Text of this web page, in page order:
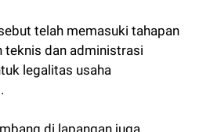
telah memasuki tahapan
teknis dan administrasi
legalitas usaha
di lapangan juga